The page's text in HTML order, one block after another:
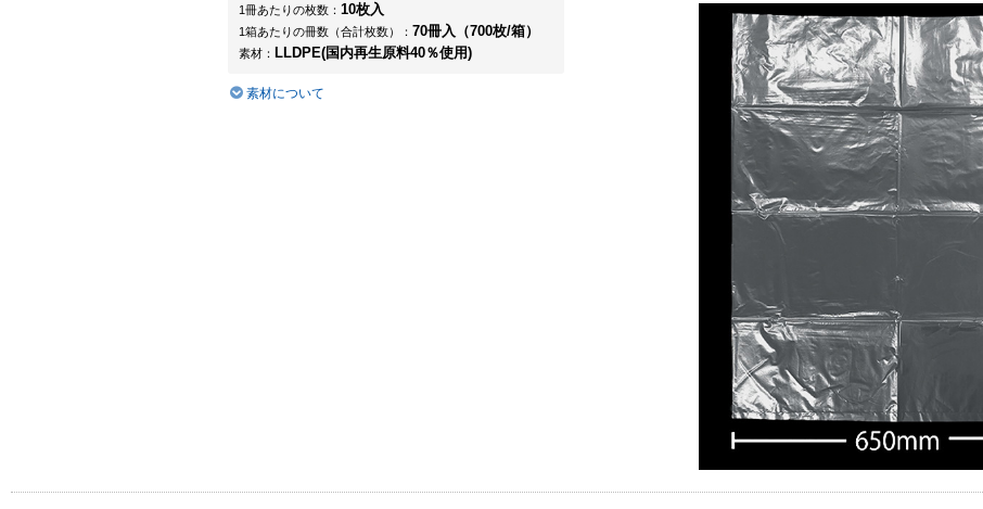
1冊あたりの枚数： 10枚入
1箱あたりの冊数（合計枚数）： 70冊入（700枚/箱）
素材： LLDPE(国内再生原料40％使用)
素材について